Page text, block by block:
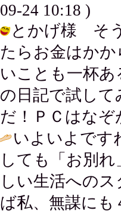
09-24 10:18 )
とかげ様 そ
たらお金はか
いことも一杯
の日記で試し
だ！ＰＣはなぞ
いよいよです
しても「お別
しい生活への
ば私、無謀に